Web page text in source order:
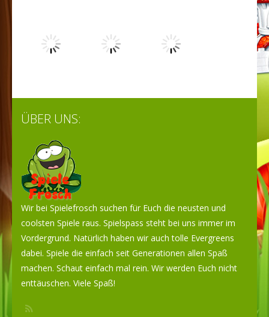
Spielen
ÜBER UNS:
Wir bei Spielefrosch suchen für Euch die neusten und
coolsten Spiele raus. Spielspass steht bei uns immer im
Vordergrund. Natürlich haben wir auch tolle Evergreens
dabei. Spiele die einfach seit Generationen allen Spaß
machen. Schaut einfach mal rein. Wir werden Euch nicht
enttäuschen. Viele Spaß!